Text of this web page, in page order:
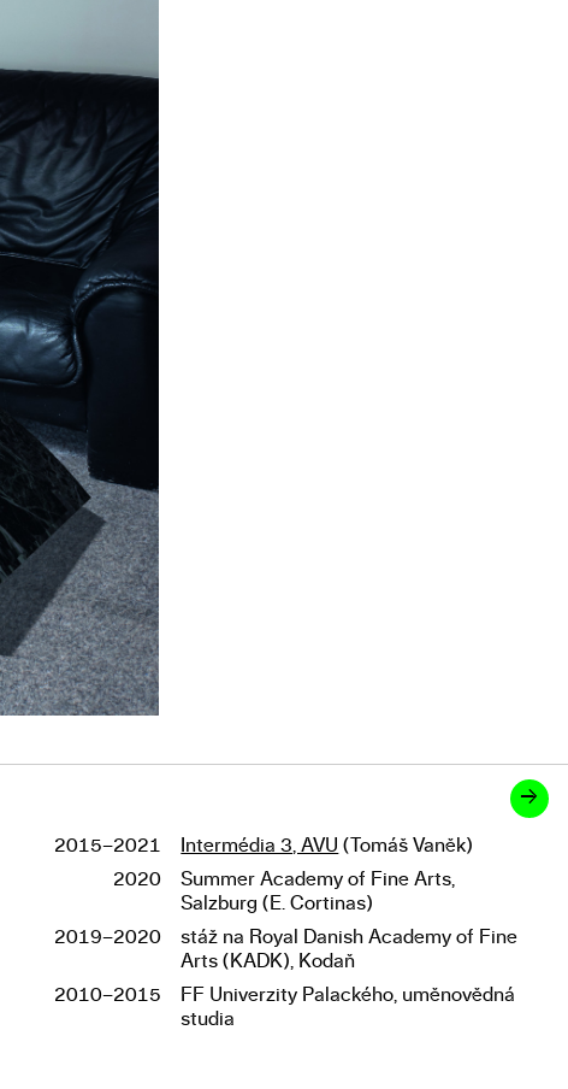
→
Studium
2015–2021 Intermédia 3, AVU (Tomáš Vaněk)
2020
Summer Academy of Fine Arts,
Salzburg (E. Cortinas)
2019–2020
stáž na Royal Danish Academy of Fine
Arts (KADK), Kodaň
2010–2015
FF Univerzity Palackého, uměnovědná
studia